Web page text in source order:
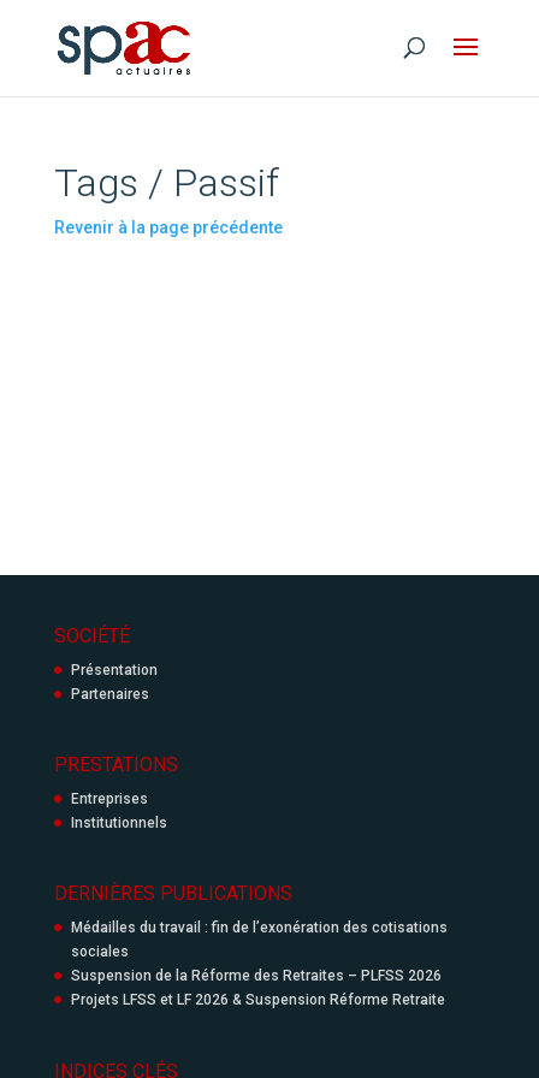
Tags / Passif
Revenir à la page précédente
SOCIÉTÉ
Présentation
Partenaires
PRESTATIONS
Entreprises
Institutionnels
DERNIÈRES PUBLICATIONS
Médailles du travail : fin de l’exonération des cotisations
sociales
Suspension de la Réforme des Retraites – PLFSS 2026
Projets LFSS et LF 2026 & Suspension Réforme Retraite
INDICES CLÉS